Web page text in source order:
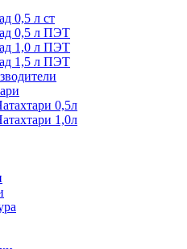
0,5 л ст
0,5 л ПЭТ
1,0 л ПЭТ
1,5 л ПЭТ
0,5л
1,0л